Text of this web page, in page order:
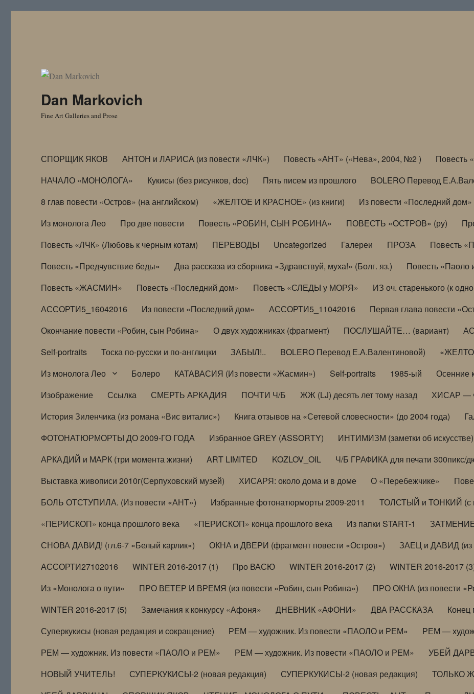
Dan Markovich
Fine Art Galleries and Prose
СПОРЩИК ЯКОВ АНТОН и ЛАРИСА (из повести «ЛЧК») Повесть «АНТ» («Нева», 2004, №2 ) Повесть
НАЧАЛО «МОНОЛОГА»
Кукисы (без рисунков, doc) Пять писем из прошлого BOLERO Перевод
8 глав повести «Остров» (на английском)
«ЖЕЛТОЕ И КРАСНОЕ» (из книги) Из повести «Последний дом»
Из монолога Лео
Про две повести Повесть «РОБИН, СЫН РОБИНА» ПОВЕСТЬ «ОСТРОВ» (ру)
Повесть «ЛЧК» (Любовь к черным котам)
ПЕРЕВОДЫ Uncategorized Галереи ПРОЗА
Повесть
Повесть «Предчувствие беды»
Два рассказа из сборника «Здравствуй, муха!» (Болг. яз.) Повесть «Паоло
Повесть «ЖАСМИН»
Повесть «Последний дом» Повесть «СЛЕДЫ у МОРЯ» ИЗ оч. старенького (к
АССОРТИ5_16042016
Из повести «Последний дом» АССОРТИ5_11042016
Первая глава повести
Окончание повести «Робин, сын Робина»
О двух художниках (фрагмент) ПОСЛУШАЙТЕ… (вариант)
Self-portraits
Тоска по-русски и по-англицки ЗАБЫЛ!.. BOLERO Перевод Е.А.Валентиновой)
Из монолога Лео
Болеро КАТАВАСИЯ (Из повести «Жасмин») Self-portraits 1985-ый Осенние
Изображение
Ссылка СМЕРТЬ АРКАДИЯ ПОЧТИ Ч/Б ЖЖ (LJ) десять лет тому назад
ХИСАР —
История Зиленчика (из романа «Вис виталис»)
Книга отзывов на «Сетевой словесности» (до 2004 года)
ФОТОНАТЮРМОРТЫ ДО 2009-ГО ГОДА
Избранное GREY (ASSORTY) ИНТИМИЗМ (заметки об искусстве)
АРКАДИЙ и МАРК (три момента жизни)
ART LIMITED KOZLOV_OIL Ч/Б ГРАФИКА для печати 300пикс/
Выставка живописи 2010г(Серпуховский музей)
ХИСАРЯ: около дома и в доме О «Перебежчике»
БОЛЬ ОТСТУПИЛА. (Из повести «АНТ»)
Избранные фотонатюрморты 2009-2011
ТОЛСТЫЙ и ТОНКИЙ (с
«ПЕРИСКОП» конца прошлого века
«ПЕРИСКОП» конца прошлого века Из папки START-1
ЗАТМЕНИЕ
СНОВА ДАВИД! (гл.6-7 «Белый карлик»)
ОКНА и ДВЕРИ (фрагмент повести «Остров»)
ЗАЕЦ и ДАВИД (из
АССОРТИ27102016
WINTER 2016-2017 (1) Про ВАСЮ WINTER 2016-2017 (2) WINTER 2016-2017
Из «Монолога о пути»
ПРО ВЕТЕР И ВРЕМЯ (из повести «Робин, сын Робина»)
ПРО ОКНА (из повести
WINTER 2016-2017 (5)
Замечания к конкурсу «Афоня» ДНЕВНИК «АФОНИ» ДВА РАССКАЗА Конец
Суперкукисы (новая редакция и сокращение)
РЕМ — художник. Из повести «ПАОЛО и РЕМ»
РЕМ —
РЕМ — художник. Из повести «ПАОЛО и РЕМ»
РЕМ — художник. Из повести «ПАОЛО и РЕМ» УБЕЙ
НОВЫЙ УЧИТЕЛЬ!
СУПЕРКУКИСЫ-2 (новая редакция) СУПЕРКУКИСЫ-2 (новая редакция) ТОЛЬКО